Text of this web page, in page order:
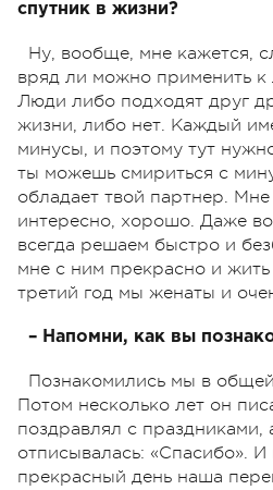
спутник в жизни?
Ну, вообще, мне кажется,
вряд ли можно применить к
Люди либо подходят друг
жизни, либо нет. Каждый
минусы, и поэтому тут
ты можешь смириться с
обладает твой партнер.
интересно, хорошо. Даже
всегда решаем быстро и
мне с ним прекрасно и
третий год мы женаты и
– Напомни, как вы
Познакомились мы в
Потом несколько лет он
поздравлял с праздниками,
отписывалась: «Спасибо». И
прекрасный день наша